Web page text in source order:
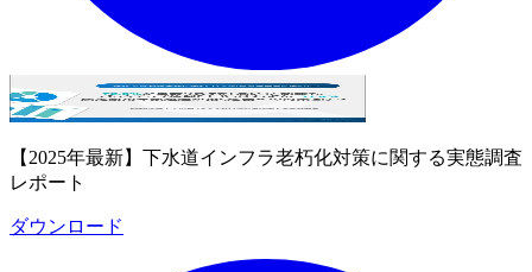
【2025年最新】下水道インフラ老朽化対策に関する実態調査
レポート
ダウンロード